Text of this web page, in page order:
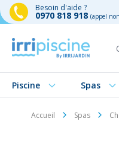
Besoin d'aide ?
0970 818 918 (appel
Piscine Spas
Accueil Spas